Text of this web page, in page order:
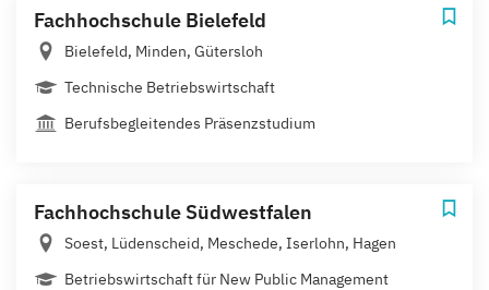
Fachhochschule Bielefeld
Bielefeld, Minden, Gütersloh
Technische Betriebswirtschaft
Berufsbegleitendes Präsenzstudium
Fachhochschule Südwestfalen
Soest, Lüdenscheid, Meschede, Iserlohn, Hagen
Betriebswirtschaft für New Public Management